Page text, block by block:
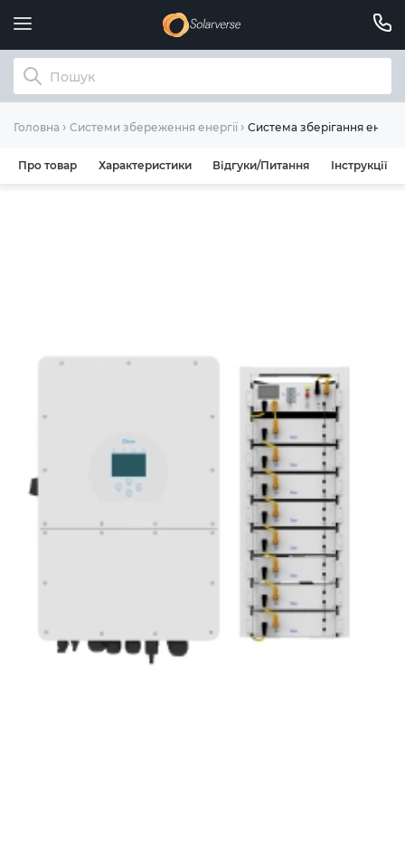
Головна Системи збереження енергії Система зберігання
Про товар Характеристики Відгуки/Питання Інструкції